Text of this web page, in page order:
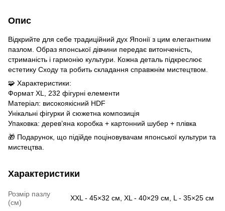
Опис
Відкрийте для себе традиційний дух Японії з цим елегантним
пазлом. Образ японської дівчини передає витонченість,
стриманість і гармонію культури. Кожна деталь підкреслює
естетику Сходу та робить складання справжнім мистецтвом.
🧩 Характеристики:
Формат XL, 232 фігурні елементи
Матеріал: високоякісний HDF
Унікальні фігурки й сюжетна композиція
Упаковка: дерев’яна коробка + картонний шубер + плівка
🎁 Подарунок, що підійде поціновувачам японської культури та
мистецтва.
Характеристики
Розмір пазлу
(см)
XXL - 45×32 см, XL - 40×29 см, L - 35×25 см